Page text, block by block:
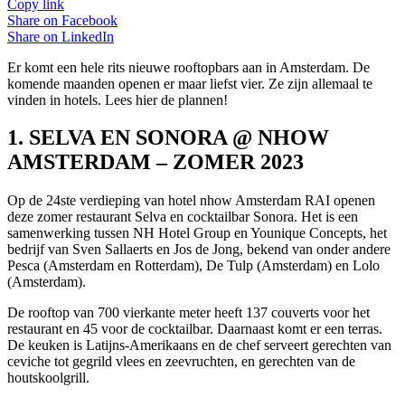
Copy link
Share on Facebook
Share on LinkedIn
Er komt een hele rits nieuwe rooftopbars aan in Amsterdam. De
komende maanden openen er maar liefst vier. Ze zijn allemaal te
vinden in hotels. Lees hier de plannen!
1. SELVA EN SONORA @ NHOW
AMSTERDAM – ZOMER 2023
Op de 24ste verdieping van hotel nhow Amsterdam RAI openen
deze zomer restaurant Selva en cocktailbar Sonora. Het is een
samenwerking tussen NH Hotel Group en Younique Concepts, het
bedrijf van Sven Sallaerts en Jos de Jong, bekend van onder andere
Pesca (Amsterdam en Rotterdam), De Tulp (Amsterdam) en Lolo
(Amsterdam).
De rooftop van 700 vierkante meter heeft 137 couverts voor het
restaurant en 45 voor de cocktailbar. Daarnaast komt er een terras.
De keuken is Latijns-Amerikaans en de chef serveert gerechten van
ceviche tot gegrild vlees en zeevruchten, en gerechten van de
houtskoolgrill.